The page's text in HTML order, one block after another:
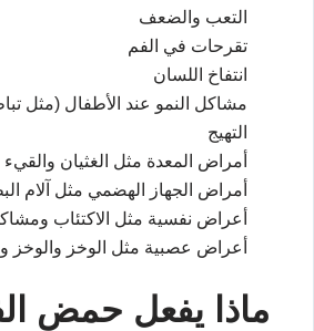
التعب والضعف
تقرحات في الفم
انتفاخ اللسان
مشاكل النمو عند الأطفال (مثل
التهيج
أمراض المعدة مثل الغثيان والقيء
أمراض الجهاز الهضمي مثل آلام
أعراض نفسية مثل الاكتئاب
أعراض عصبية مثل الوخز والوخز
ماذا يفعل حمض